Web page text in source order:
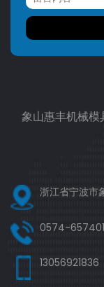
象山惠丰机械
浙江省宁波市
0574-
13056921836